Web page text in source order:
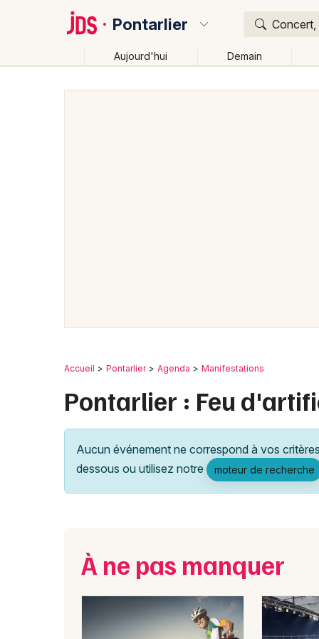
Pontarlier
Aujourd'hui Demain
Accueil Pontarlier Agenda Manifestations
Pontarlier : Feu
Aucun événement ne correspond à vos
dessous ou utilisez notre
moteur de recherche
À ne pas manquer